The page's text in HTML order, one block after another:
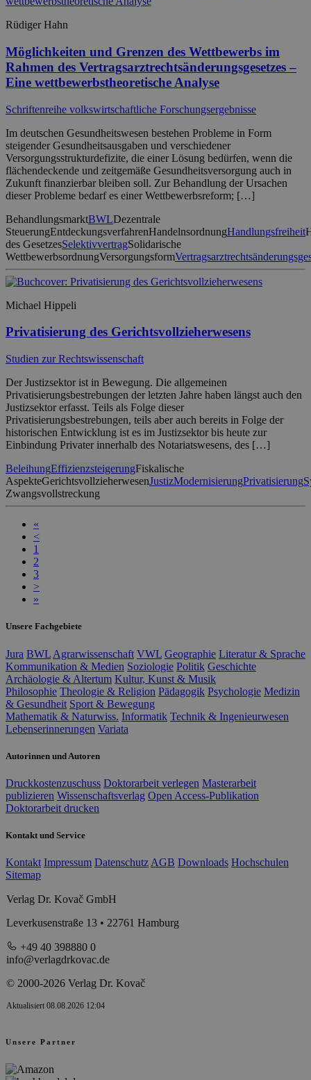
Rüdiger Hahn
Möglichkeiten und Grenzen des Wettbewerbs im
Rahmen des Vertragsarztrechtsänderungsgesetzes –
Eine wettbewerbstheoretische Analyse
Schriftenreihe volkswirtschaftliche Forschungsergebnisse
Im deutschen Gesundheitswesen bestehen Probleme in Form
steigender Gesundheitsausgaben und verschiedener
Versorgungsstrukturdefizite, die einer Lösung bedürfen, wenn die
flächendeckende und zeitgemäße Gesundheitsversorgung auch in
Zukunft finanzierbar bleiben soll. Zur Behandlung der Ursachen
dieser Probleme bedarf es einer Wettbewerbsreform; […]
BehandlungsmarktBWLDezentrale
SteuerungEntdeckungsverfahrenHandelnsordnungHandlungsfreiheit
des GesetzesSelektivvertragSolidarische
WettbewerbsordnungVersorgungsform
Michael Hippeli
Privatisierung des Gerichtsvollzieherwesens
Studien zur Rechtswissenschaft
Der Justizsektor ist in Bewegung. Die allgemeinen
Privatisierungsbestrebungen der letzten Jahre haben längst auch den
Justizsektor erfasst. Teils als Folge dieser
Privatisierungsbestrebungen, teils aber auch bereits in Folge der
historischen Entwicklung ist es im Justizsektor bis heute zur
Einbindung Privater innerhalb des Notariatswesens, des […]
BeleihungEffizienzsteigerungFiskalische
AspekteGerichtsvollzieherwesenJustizModernisierungPrivatisierung
Zwangsvollstreckung
«
<
1
2
3
>
»
Unsere Fachgebiete
Jura BWL Agrarwissenschaft VWL Geographie Literatur & Sprache
Kommunikation & Medien Soziologie Politik Geschichte
Archäologie & Altertum Kultur, Kunst & Musik
Philosophie Theologie & Religion Pädagogik Psychologie Medizin
& Gesundheit Sport & Bewegung
Mathematik & Naturwiss. Informatik Technik & Ingenieurwesen
Lebenserinnerungen Variata
Autorinnen und Autoren
Druckkostenzuschuss Doktorarbeit verlegen Masterarbeit
publizieren Wissenschaftsverlag Open Access-Publikation
Doktorarbeit drucken
Kontakt und Service
Kontakt Impressum Datenschutz AGB Downloads Hochschulen
Sitemap
Verlag Dr. Kovač GmbH
Leverkusenstraße 13 • 22761 Hamburg
+49 40 398880 0
info@verlagdrkovac.de
© 2000-2026 Verlag Dr. Kovač
Aktualisiert 08.08.2026 12:04
Unsere Partner